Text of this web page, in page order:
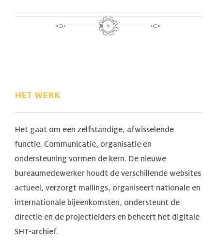
HET WERK
Het gaat om een zelfstandige, afwisselende
functie. Communicatie, organisatie en
ondersteuning vormen de kern. De nieuwe
bureaumedewerker houdt de verschillende websites
actueel, verzorgt mailings, organiseert nationale en
internationale bijeenkomsten, ondersteunt de
directie en de projectleiders en beheert het digitale
SHT-archief.